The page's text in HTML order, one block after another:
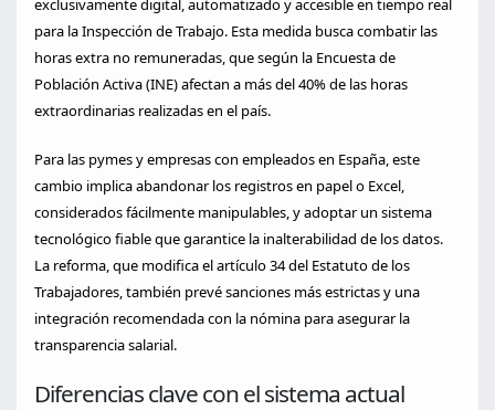
exclusivamente digital, automatizado y accesible en tiempo real
para la Inspección de Trabajo. Esta medida busca combatir las
horas extra no remuneradas, que según la Encuesta de
Población Activa (INE) afectan a más del 40% de las horas
extraordinarias realizadas en el país.
Para las pymes y empresas con empleados en España, este
cambio implica abandonar los registros en papel o Excel,
considerados fácilmente manipulables, y adoptar un sistema
tecnológico fiable que garantice la inalterabilidad de los datos.
La reforma, que modifica el artículo 34 del Estatuto de los
Trabajadores, también prevé sanciones más estrictas y una
integración recomendada con la nómina para asegurar la
transparencia salarial.
Diferencias clave con el sistema actual